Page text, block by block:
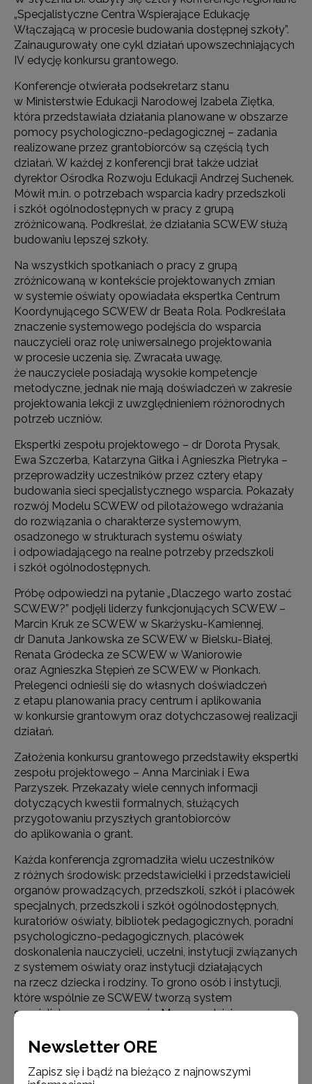
„Specjalistyczne Centra Wspierające Edukację
Włączającą w procesie budowania dostępnej szkoły”.
Zainaugurowały one cykl działań upowszechniających
IV edycję konkursu grantowego.
Konferencje otwierała podsekretarz stanu
w Ministerstwie Edukacji Narodowej Izabela Ziętka,
która przedstawiała działania planowane w obszarze
pomocy psychologiczno-pedagogicznej – zadania
realizowane przez grantobiorców są częścią tych
działań. W każdej z konferencji brał także udział
dyrektor Ośrodka Rozwoju Edukacji Andrzej Suchenek.
Mówił m.in. o potrzebach wsparcia kadry przedszkoli
i szkół ogólnodostępnych w pracy z grupą
zróżnicowaną. Podkreślał, że działania SCWEW służą
budowaniu lepszej szkoły.
Na wszystkich spotkaniach o pracy z grupą
zróżnicowaną w kontekście projektowanych zmian
w systemie oświaty opowiadała ekspertka Centrum
Koordynującego SCWEW dr Beata Rola. Podkreślała
znaczenie systemowego podejścia do wsparcia
nauczycieli oraz rolę uniwersalnego projektowania
w procesie uczenia się. Zwracała uwagę,
że nauczyciele posiadają wysokie kompetencje
metodyczne, jednak nie mają doświadczeń w zakresie
projektowania lekcji z uwzględnieniem różnorodnych
potrzeb uczniów.
Ekspertki zespołu projektowego – dr Dorota Prysak,
Ewa Szczerba, Katarzyna Giłka i Agnieszka Pietryka –
przeprowadziły uczestników przez cztery etapy
budowania sieci specjalistycznego wsparcia. Pokazały
rozwój Modelu SCWEW od pilotażowego wdrażania
do rozwiązania o charakterze systemowym,
osadzonego w strukturach systemu oświaty
i odpowiadającego na realne potrzeby przedszkoli
i szkół ogólnodostępnych.
Próbę odpowiedzi na pytanie „Dlaczego warto zostać
SCWEW?” podjęli liderzy funkcjonujących SCWEW –
Marcin Kruk ze SCWEW w Skarżysku-Kamiennej,
dr Danuta Jankowska ze SCWEW w Bielsku-Białej,
Renata Gródecka ze SCWEW w Waniorowie
oraz Agnieszka Stępień ze SCWEW w Pionkach.
Prelegenci odnieśli się do własnych doświadczeń
z etapu planowania pracy centrum i aplikowania
w konkursie grantowym oraz dotychczasowej realizacji
działań.
Założenia konkursu grantowego przedstawiły ekspertki
zespołu projektowego – Anna Marciniak i Ewa
Parzyszek. Przekazały wiele cennych informacji
dotyczących kwestii formalnych, służących
przygotowaniu przyszłych grantobiorców
do aplikowania o grant.
Każda konferencja zgromadziła wielu uczestników
z różnych środowisk: przedstawicielki i przedstawicieli
organów prowadzących, przedszkoli, szkół i placówek
specjalnych, przedszkoli i szkół ogólnodostępnych,
kuratoriów oświaty, bibliotek pedagogicznych, poradni
psychologiczno-pedagogicznych, placówek
doskonalenia nauczycieli, uczelni, instytucji związanych
z systemem oświaty oraz instytucji działających
na rzecz dziecka i rodziny. To grono osób i instytucji,
które wspólnie ze SCWEW tworzą system
specjalistycznego wsparcia. Mamy nadzieję,
Materiały z konferencji zostaną wkrótce udostępnione
uczestnikom wydarzeń.
Newsletter ORE
Zapisz się i bądź na bieżąco z najnowszymi